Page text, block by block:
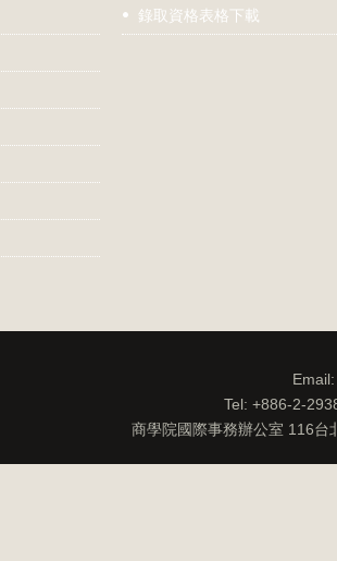
錄取資格表格下載
Tel: +886-2-
商學院國際事務辦公室 116台